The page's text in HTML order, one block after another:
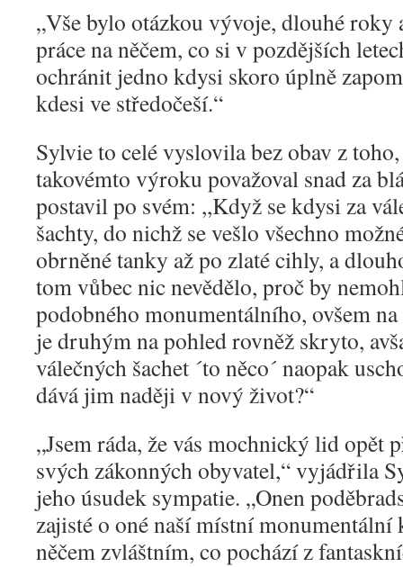
„Vše bylo otázkou vývoje, dlouhé
práce na něčem, co si v pozdějších
ochránit jedno kdysi skoro úplně
kdesi ve středočeší.“
Sylvie to celé vyslovila bez obav z
takovémto výroku považoval snad za
postavil po svém: ,,Když se kdysi za
šachty, do nichž se vešlo všechno
obrněné tanky až po zlaté cihly, a
tom vůbec nic nevědělo, proč by
podobného monumentálního, ovšem
je druhým na pohled rovněž skryto,
válečných šachet ´to něco´ naopak
dává jim naději v nový život?“
„Jsem ráda, že vás mochnický lid opět
svých zákonných obyvatel,“ vyjádřila
jeho úsudek sympatie. „Onen
zajisté o oné naší místní
něčem zvláštním, co pochází z